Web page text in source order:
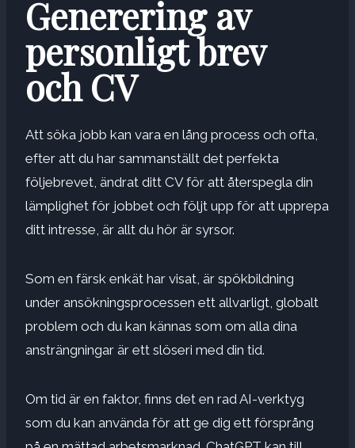
Generering av
personligt brev
och CV
Att söka jobb kan vara en lång process och ofta,
efter att du har sammanställt det perfekta
följebrevet, ändrat ditt CV för att återspegla din
lämplighet för jobbet och följt upp för att upprepa
ditt intresse, är allt du hör är syrsor.
Som en färsk enkät har visat, är spökbildning
under ansökningsprocessen ett allvarligt, globalt
problem och du kan kännas som om alla dina
ansträngningar är ett slöseri med din tid.
Om tid är en faktor, finns det en rad AI-verktyg
som du kan använda för att ge dig ett försprång